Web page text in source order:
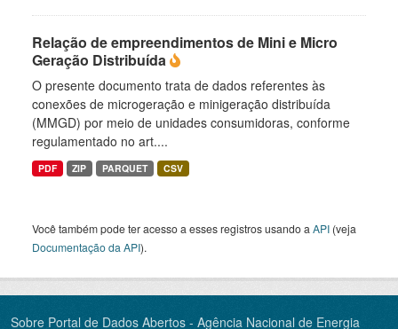
Relação de empreendimentos de Mini e Micro
Geração Distribuída
O presente documento trata de dados referentes às
conexões de microgeração e minigeração distribuída
(MMGD) por meio de unidades consumidoras, conforme
regulamentado no art....
PDF ZIP PARQUET CSV
Você também pode ter acesso a esses registros usando a API (veja
Documentação da API).
Sobre Portal de Dados Abertos - Agência Nacional de Energia